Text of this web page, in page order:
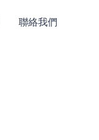
聯絡我們